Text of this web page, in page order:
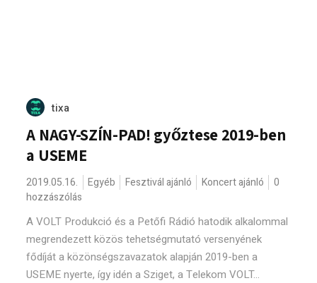
tixa
A NAGY-SZÍN-PAD! győztese 2019-ben
a USEME
2019.05.16. Egyéb Fesztivál ajánló Koncert ajánló
0
hozzászólás
A VOLT Produkció és a Petőfi Rádió hatodik alkalommal
megrendezett közös tehetségmutató versenyének
fődíját a közönségszavazatok alapján 2019-ben a
USEME nyerte, így idén a Sziget, a Telekom VOLT...